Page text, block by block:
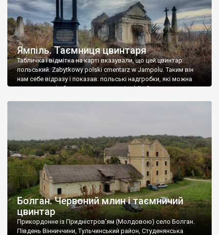
Ямпіль. Таємниця цвинтаря
Табличка і відмітка на карті вказували, що цей цвинтар
польський. Zabytkowy polski cmentarz w Jampolu. Таким він
нам себе відразу і показав: польські надгробки, які можна
віднести до фабричних, польські епітафії… Загалом цвинтар
Болган. Червоний млин і таємничий
цвинтар
Прикордонне із Придністров’ям (Молдовою) село Болган.
Південь Вінниччини, Тульчинський район, Студенянська